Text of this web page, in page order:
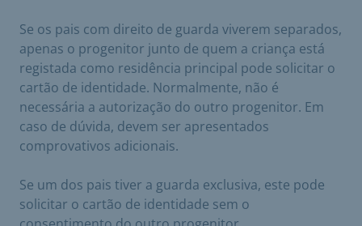
Se os pais com direito de guarda viverem separados,
apenas o progenitor junto de quem a criança está
registada como residência principal pode solicitar o
cartão de identidade. Normalmente, não é
necessária a autorização do outro progenitor. Em
caso de dúvida, devem ser apresentados
comprovativos adicionais.
Se um dos pais tiver a guarda exclusiva, este pode
solicitar o cartão de identidade sem o